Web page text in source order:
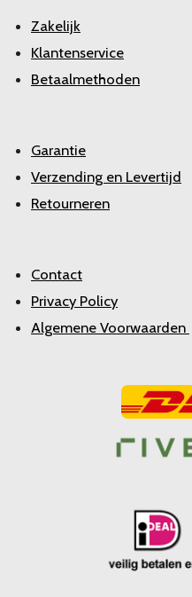
Zakelijk
Klantenservice
Betaalmethoden
Garantie
Verzending en Levertijd
Retourneren
Contact
Privacy Policy
Algemene Voorwaarden